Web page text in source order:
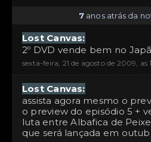
7anos atrás da
Lost Canvas:
2º DVD vende bem no
sexta-feira, 21 de agosto de 2009, as
Lost Canvas:
assista agora mesmo o
o preview do episódio 5 +
luta entre Albafica de
que será lançada em